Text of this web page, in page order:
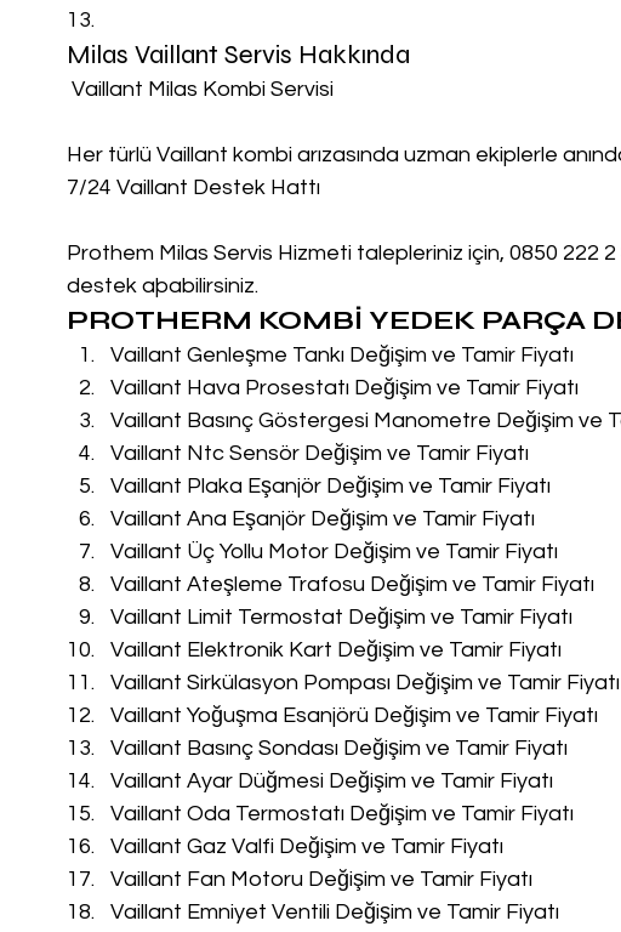
Milas Vaillant Servis Hakkında
Vaillant Milas Kombi Servisi
Her türlü Vaillant kombi arızasında uzman ekiplerle
7/24 Vaillant Destek Hattı
Prothem Milas Servis Hizmeti talepleriniz için, 0850 222
destek aþabilirsiniz.
PROTHERM KOMBİ YEDEK PARÇA
Vaillant Genleşme Tankı Değişim ve Tamir Fiyatı
Vaillant Hava Prosestatı Değişim ve Tamir Fiyatı
Vaillant Basınç Göstergesi Manometre Değişim ve
Vaillant Ntc Sensör Değişim ve Tamir Fiyatı
Vaillant Plaka Eşanjör Değişim ve Tamir Fiyatı
Vaillant Ana Eşanjör Değişim ve Tamir Fiyatı
Vaillant Üç Yollu Motor Değişim ve Tamir Fiyatı
Vaillant Ateşleme Trafosu Değişim ve Tamir Fiyatı
Vaillant Limit Termostat Değişim ve Tamir Fiyatı
Vaillant Elektronik Kart Değişim ve Tamir Fiyatı
Vaillant Sirkülasyon Pompası Değişim ve Tamir Fiyatı
Vaillant Yoğuşma Esanjörü Değişim ve Tamir Fiyatı
Vaillant Basınç Sondası Değişim ve Tamir Fiyatı
Vaillant Ayar Düğmesi Değişim ve Tamir Fiyatı
Vaillant Oda Termostatı Değişim ve Tamir Fiyatı
Vaillant Gaz Valfi Değişim ve Tamir Fiyatı
Vaillant Fan Motoru Değişim ve Tamir Fiyatı
Vaillant Emniyet Ventili Değişim ve Tamir Fiyatı